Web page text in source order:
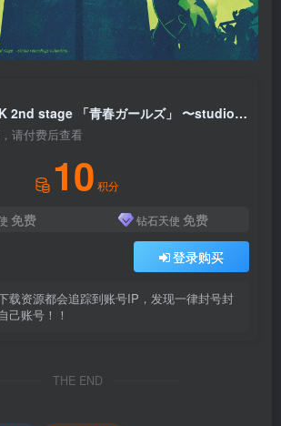
AKB48 – Team K 2nd stage 「青春ガールズ」 〜studio recordings コレクション〜(4560429721437)【16bit／44.1kHz】日本区
请付费后查看
10 积分
免费 钻石天使 免费
登录购买
载资源都会追踪到账号IP，发现一律封号封
己账号！！
THE END